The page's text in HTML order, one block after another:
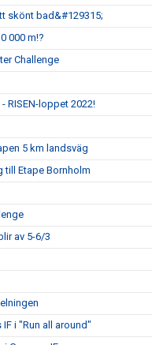
skönt bad&#129315;
000 m!?
Challenge
RISEN-loppet 2022!
5 km landsväg
till Etape Bornholm
av 5-6/3
i "Run all around"